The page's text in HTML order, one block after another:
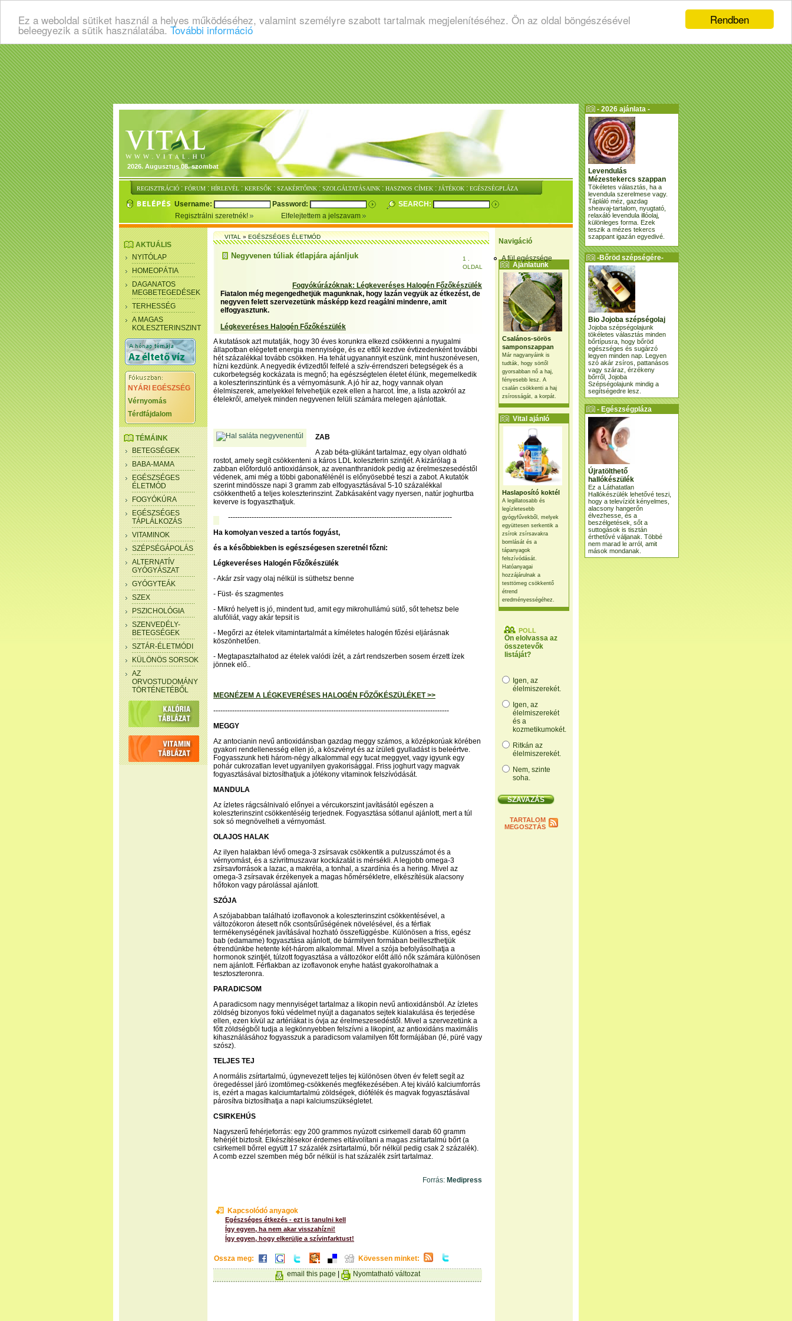
Rendben
Ez a weboldal sütiket használ a helyes működéséhez, valamint személyre szabott tartalmak megjelenítéséhez. Ön az oldal böngészésével
beleegyezik a sütik használatába. További információ
2026. Augusztus 08. szombat
REGISZTRÁCIÓ : FÓRUM : HÍRLEVÉL : KERESŐK : SZAKÉRTŐINK : SZOLGÁLTATÁSAINK : HASZNOS CÍMEK : JÁTÉKOK : EGÉSZSÉGPLÁZA
Username: Password:
SEARCH:
Regisztrálni szeretnék!
Elfelejtettem a jelszavam
Navigáció
A fül egészsége
Ajánlatunk
Csalános-sörös
samponszappan
Már nagyanyáink is
tudták, hogy sörtől
gyorsabban nő a haj,
fényesebb lesz. A
csalán csökkenti a haj
zsírosságát, a korpát.
Vital ajánló
Haslaposító koktél
A legillatosabb és
legízletesebb
gyógyfűvekből, melyek
együttesen serkentik a
zsírok zsírsavakra
bomlását és a
tápanyagok
felszívódását.
Hatóanyagai
hozzájárulnak a
testtömeg csökkentő
étrend
eredményességéhez.
POLL
Ön elolvassa az
összetevők
listáját?
Igen, az
élelmiszerekét.
Igen, az
élelmiszerekét
és a
kozmetikumokét.
Ritkán az
élelmiszerekét.
Nem, szinte
soha.
TARTALOM
MEGOSZTÁS
AKTUÁLIS
NYITÓLAP
HOMEOPÁTIA
DAGANATOS
MEGBETEGEDÉSEK
TERHESSÉG
A MAGAS
KOLESZTERINSZINT
NYÁRI EGÉSZSÉG
Vérnyomás
Térdfájdalom
TÉMÁINK
BETEGSÉGEK
BABA-MAMA
EGÉSZSÉGES
ÉLETMÓD
FOGYÓKÚRA
EGÉSZSÉGES
TÁPLÁLKOZÁS
VITAMINOK
SZÉPSÉGÁPOLÁS
ALTERNATÍV
GYÓGYÁSZAT
GYÓGYTEÁK
SZEX
PSZICHOLÓGIA
SZENVEDÉLY-
BETEGSÉGEK
SZTÁR-ÉLETMÓDI
KÜLÖNÖS SORSOK
AZ
ORVOSTUDOMÁNY
TÖRTÉNETÉBŐL
VITAL»EGÉSZSÉGES ÉLETMÓD
Negyvenen túliak étlapjára ajánljuk
1 .
OLDAL
Fogyókúrázóknak: Légkeveréses Halogén Főzőkészülék
Fiatalon még megengedhetjük magunknak, hogy lazán vegyük az étkezést, de
negyven felett szervezetünk másképp kezd reagálni mindenre, amit
elfogyasztunk.
Légkeveréses Halogén Főzőkészülék
A kutatások azt mutatják, hogy 30 éves korunkra elkezd csökkenni a nyugalmi
állapotban elégetett energia mennyisége, és ez ettől kezdve évtizedenként további
hét százalékkal tovább csökken. Ha tehát ugyanannyit eszünk, mint huszonévesen,
hízni kezdünk. A negyedik évtizedtől felfelé a szív-érrendszeri betegségek és a
cukorbetegség kockázata is megnő; ha egészségtelen életet élünk, megemelkedik
a koleszterinszintünk és a vérnyomásunk. A jó hír az, hogy vannak olyan
élelmiszerek, amelyekkel felvehetjük ezek ellen a harcot. Íme, a lista azokról az
ételekről, amelyek minden negyvenen felüli számára melegen ajánlottak.
ZAB
A zab béta-glükánt tartalmaz, egy olyan oldható
rostot, amely segít csökkenteni a káros LDL koleszterin szintjét. A kizárólag a
zabban előforduló antioxidánsok, az avenanthranidok pedig az érelmeszesedéstől
védenek, ami még a többi gabonafélénél is előnyösebbé teszi a zabot. A kutatók
szerint mindössze napi 3 gramm zab elfogyasztásával 5-10 százalékkal
csökkenthető a teljes koleszterinszint. Zabkásaként vagy nyersen, natúr joghurtba
keverve is fogyaszthatjuk.
-----------------------------------------------------------------------------------------------
Ha komolyan veszed a tartós fogyást,
és a későbbiekben is egészségesen szeretnél főzni:
Légkeveréses Halogén Főzőkészülék
- Akár zsír vagy olaj nélkül is süthetsz benne
- Füst- és szagmentes
- Mikró helyett is jó, mindent tud, amit egy mikrohullámú sütő, sőt tehetsz bele
alufóliát, vagy akár tepsit is
- Megőrzi az ételek vitamintartalmát a kíméletes halogén főzési eljárásnak
köszönhetően.
- Megtapasztalhatod az ételek valódi ízét, a zárt rendszerben sosem érzett ízek
jönnek elő..
MEGNÉZEM A LÉGKEVERÉSES HALOGÉN FŐZŐKÉSZÜLÉKET >>
----------------------------------------------------------------------------------------------------
MEGGY
Az antocianin nevű antioxidánsban gazdag meggy számos, a középkorúak körében
gyakori rendellenesség ellen jó, a köszvényt és az ízületi gyulladást is beleértve.
Fogyasszunk heti három-négy alkalommal egy tucat meggyet, vagy igyunk egy
pohár cukrozatlan levet ugyanilyen gyakorisággal. Friss joghurt vagy magvak
fogyasztásával biztosíthatjuk a jótékony vitaminok felszívódását.
MANDULA
Az ízletes rágcsálnivaló előnyei a vércukorszint javításától egészen a
koleszterinszint csökkentéséig terjednek. Fogyasztása sótlanul ajánlott, mert a túl
sok só megnövelheti a vérnyomást.
OLAJOS HALAK
Az ilyen halakban lévő omega-3 zsírsavak csökkentik a pulzusszámot és a
vérnyomást, és a szívritmuszavar kockázatát is mérsékli. A legjobb omega-3
zsírsavforrások a lazac, a makréla, a tonhal, a szardínia és a hering. Mivel az
omega-3 zsírsavak érzékenyek a magas hőmérsékletre, elkészítésük alacsony
hőfokon vagy párolással ajánlott.
SZÓJA
A szójababban található izoflavonok a koleszterinszint csökkentésével, a
változókoron átesett nők csontsűrűségének növelésével, és a férfiak
termékenységének javításával hozható összefüggésbe. Különösen a friss, egész
bab (edamame) fogyasztása ajánlott, de bármilyen formában beilleszthetjük
étrendünkbe hetente két-három alkalommal. Mivel a szója befolyásolhatja a
hormonok szintjét, túlzott fogyasztása a változókor előtt álló nők számára különösen
nem ajánlott. Férfiakban az izoflavonok enyhe hatást gyakorolhatnak a
tesztoszteronra.
PARADICSOM
A paradicsom nagy mennyiséget tartalmaz a likopin nevű antioxidánsból. Az ízletes
zöldség bizonyos fokú védelmet nyújt a daganatos sejtek kialakulása és terjedése
ellen, ezen kívül az artériákat is óvja az érelmeszesedéstől. Mivel a szervezetünk a
főtt zöldségből tudja a legkönnyebben felszívni a likopint, az antioxidáns maximális
kihasználásához fogyasszuk a paradicsom valamilyen főtt formájában (lé, püré vagy
szósz).
TELJES TEJ
A normális zsírtartalmú, úgynevezett teljes tej különösen ötven év felett segít az
öregedéssel járó izomtömeg-csökkenés megfékezésében. A tej kiváló kalciumforrás
is, ezért a magas kalciumtartalmú zöldségek, diófélék és magvak fogyasztásával
párosítva biztosíthatja a napi kalciumszükségletet.
CSIRKEHÚS
Nagyszerű fehérjeforrás: egy 200 grammos nyúzott csirkemell darab 60 gramm
fehérjét biztosít. Elkészítésekor érdemes eltávolítani a magas zsírtartalmú bőrt (a
csirkemell bőrrel együtt 17 százalék zsírtartalmú, bőr nélkül pedig csak 2 százalék).
A comb ezzel szemben még bőr nélkül is hat százalék zsírt tartalmaz.
Forrás: Medipress
Kapcsolódó anyagok
Egészséges étkezés - ezt is tanulni kell
Így egyen, ha nem akar visszahízni!
Így egyen, hogy elkerülje a szívinfarktust!
Ossza meg:
Kövessen minket:
email this page
Nyomtatható változat
- 2026 ajánlata -
Levendulás
Mézestekercs szappan
Tökéletes választás, ha a
levendula szerelmese vagy.
Tápláló méz, gazdag
sheavaj-tartalom, nyugtató,
relaxáló levendula illóolaj,
különleges forma. Ezek
teszik a mézes tekercs
szappant igazán egyedivé.
-Bőröd szépségére-
Bio Jojoba szépségolaj
Jojoba szépségolajunk
tökéletes választás minden
bőrtípusra, hogy bőröd
egészséges és sugárzó
legyen minden nap. Legyen
szó akár zsíros, pattanásos
vagy száraz, érzékeny
bőrről, Jojoba
Szépségolajunk mindig a
segítségedre lesz.
- Egészségpláza
ajánlatunk -
Újratölthető
hallókészülék
Ez a Láthatatlan
Hallókészülék lehetővé teszi,
hogy a televíziót kényelmes,
alacsony hangerőn
élvezhesse, és a
beszélgetések, sőt a
suttogások is tisztán
érthetővé váljanak. Többé
nem marad le arról, amit
mások mondanak.